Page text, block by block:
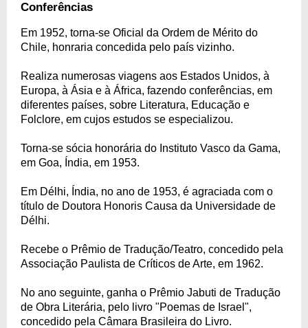
Conferências
Em 1952, torna-se Oficial da Ordem de Mérito do
Chile, honraria concedida pelo país vizinho.
Realiza numerosas viagens aos Estados Unidos, à
Europa, à Ásia e à África, fazendo conferências, em
diferentes países, sobre Literatura, Educação e
Folclore, em cujos estudos se especializou.
Torna-se sócia honorária do Instituto Vasco da Gama,
em Goa, Índia, em 1953.
Em Délhi, Índia, no ano de 1953, é agraciada com o
título de Doutora Honoris Causa da Universidade de
Délhi.
Recebe o Prêmio de Tradução/Teatro, concedido pela
Associação Paulista de Críticos de Arte, em 1962.
No ano seguinte, ganha o Prêmio Jabuti de Tradução
de Obra Literária, pelo livro "Poemas de Israel",
concedido pela Câmara Brasileira do Livro.